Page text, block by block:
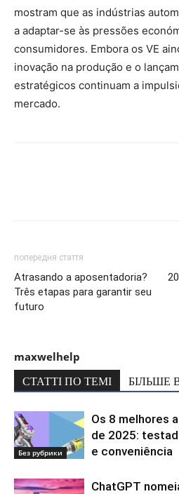
mostram que as indústrias
a adaptar-se às pressões
consumidores. Embora os VE
inovação na produção e o
estratégicos continuam a
mercado.
попередня стаття
Atrasando a aposentadoria?
Três etapas para garantir seu
futuro
maxwelhelp
СТАТТІ ПО ТЕМІ БІЛЬШЕ
Без рубрики
Os 8 melhores
de 2025:
e conveniência
ChatGPT